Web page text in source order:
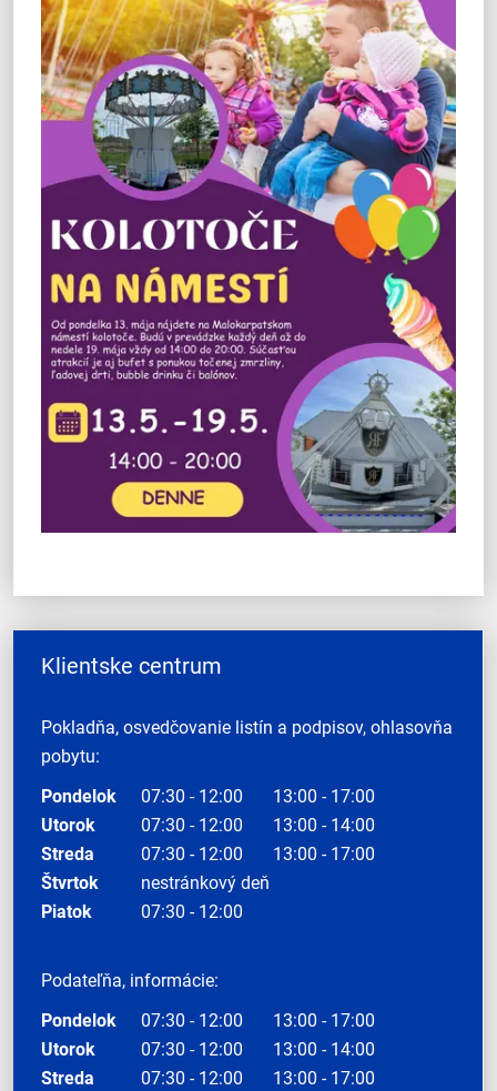
Klientske centrum
Pokladňa, osvedčovanie listín a podpisov, ohlasovňa
pobytu:
Pondelok
07:30 - 12:00
13:00 - 17:00
Utorok
07:30 - 12:00
13:00 - 14:00
Streda
07:30 - 12:00
13:00 - 17:00
Štvrtok
nestránkový deň
Piatok
07:30 - 12:00
Podateľňa, informácie:
Pondelok
07:30 - 12:00
13:00 - 17:00
Utorok
07:30 - 12:00
13:00 - 14:00
Streda
07:30 - 12:00
13:00 - 17:00